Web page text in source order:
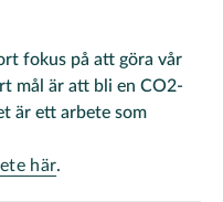
fokus på att göra vår
mål är att bli en CO2-
är ett arbete som
här.